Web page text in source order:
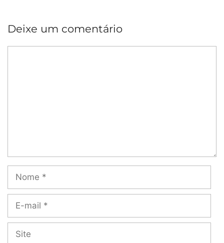
Deixe um comentário
mail